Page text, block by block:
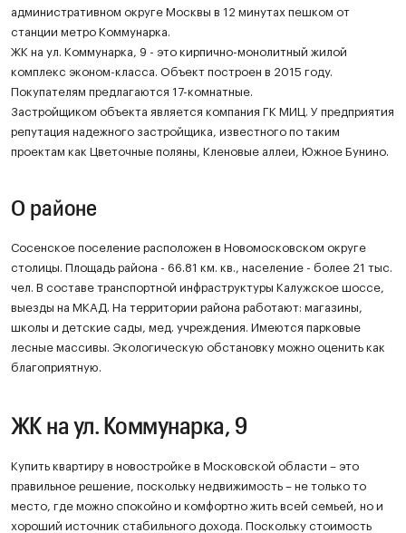
административном округе Москвы в 12 минутах пешком от
станции метро Коммунарка.
ЖК на ул. Коммунарка, 9 - это кирпично-монолитный жилой
комплекс эконом-класса. Объект построен в 2015 году.
Покупателям предлагаются 17-комнатные.
Застройщиком объекта является компания ГК МИЦ. У предприятия
репутация надежного застройщика, известного по таким
проектам как Цветочные поляны, Кленовые аллеи, Южное Бунино.
О районе
Сосенское поселение расположен в Новомосковском округе
столицы. Площадь района - 66.81 км. кв., население - более 21 тыс.
чел. В составе транспортной инфраструктуры Калужское шоссе,
выезды на МКАД. На территории района работают: магазины,
школы и детские сады, мед. учреждения. Имеются парковые
лесные массивы. Экологическую обстановку можно оценить как
благоприятную.
ЖК на ул. Коммунарка, 9
Купить квартиру в новостройке в Московской области – это
правильное решение, поскольку недвижимость – не только то
место, где можно спокойно и комфортно жить всей семьей, но и
хороший источник стабильного дохода. Поскольку стоимость